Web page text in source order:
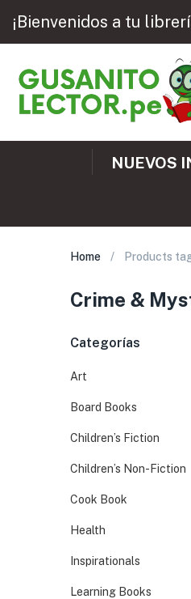
¡Bienvenidos a tu
NUEVOS
Home Products
Crime &
Categorías
Art
Board Books
Children’s Fiction
Children’s Non-Fiction
Cook Book
Health
Inspirationals
Learning Books